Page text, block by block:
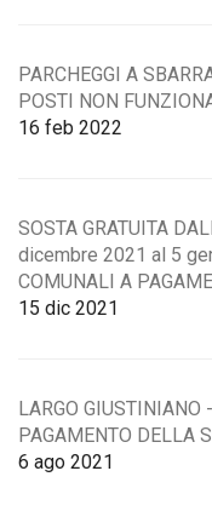
PARCHEGGI A
POSTI NON
16 feb 2022
SOSTA GRATUITA
dicembre 2021 al 5
COMUNALI A
15 dic 2021
LARGO GIUSTINIANO
PAGAMENTO DELLA
6 ago 2021